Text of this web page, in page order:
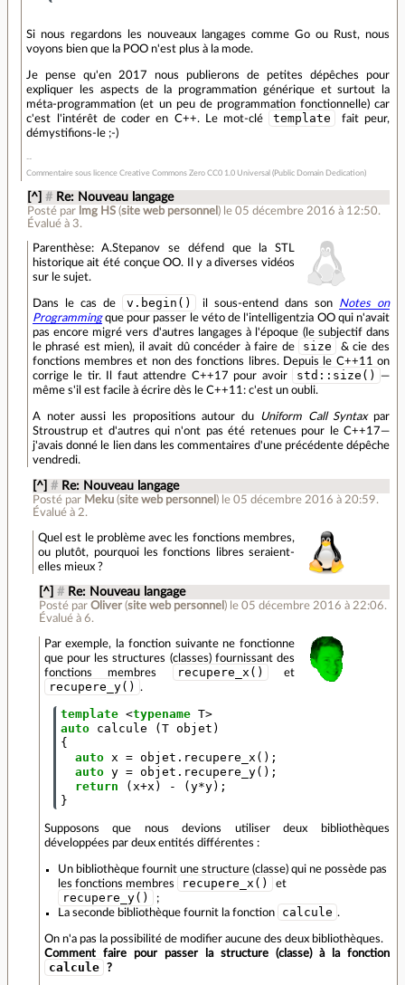
Si nous regardons les nouveaux langages comme Go ou Rust, nous
voyons bien que la POO n'est plus à la mode.
Je pense qu'en 2017 nous publierons de petites dépêches pour
expliquer les aspects de la programmation générique et surtout la
méta-programmation (et un peu de programmation fonctionnelle) car
c'est l'intérêt de coder en C++. Le mot-clé
template
fait peur,
démystifions-le ;-)
Commentaire sous licence Creative Commons Zero CC0 1.0 Universal (Public Domain Dedication)
[^] # Re: Nouveau langage
Posté par lmg HS(site web personnel ) le 05 décembre 2016 à 12:50.
Évalué à 3.
Parenthèse: A.Stepanov se défend que la STL
historique ait été conçue OO. Il y a diverses vidéos
sur le sujet.
Dans le cas de v.begin() il sous-entend dans son Notes on
Programmingque pour passer le véto de l'intelligentzia OO qui n'avait
pas encore migré vers d'autres langages à l'époque (le subjectif dans
le phrasé est mien), il avait dû concéder à faire de
size
& cie des
fonctions membres et non des fonctions libres. Depuis le C++11 on
corrige le tir. Il faut attendre C++17 pour avoir
std::size()
—
même s'il est facile à écrire dès le C++11: c'est un oubli.
A noter aussi les propositions autour du Uniform Call Syntaxpar
Stroustrup et d'autres qui n'ont pas été retenues pour le C++17—
j'avais donné le lien dans les commentaires d'une précédente dépêche
vendredi.
[^] # Re: Nouveau langage
Posté par Meku (site web personnel ) le 05 décembre 2016 à 20:59.
Évalué à 2.
Quel est le problème avec les fonctions membres,
ou plutôt, pourquoi les fonctions libres seraient-
elles mieux ?
[^] # Re: Nouveau langage
Posté par Oliver(site web personnel ) le 05 décembre 2016 à 22:06.
Évalué à 6.
Par exemple, la fonction suivante ne fonctionne
que pour les structures (classes) fournissant des
fonctions membres
recupere_x() et
recupere_y() .
template <typename T>
auto
calcule ( T objet )
{
auto
x = objet . recupere_x ();
auto y = objet . recupere_y();
return
( x+x ) - ( y*y);
}
Supposons que nous devions utiliser deux bibliothèques
développées par deux entités différentes :
Un bibliothèque fournit une structure (classe) qui ne possède pas
les fonctions membres
recupere_x() et
recupere_y()
;
La seconde bibliothèque fournit la fonction
calcule .
On n'a pas la possibilité de modifier aucune des deux bibliothèques.
Comment faire pour passer la structure (classe) à la fonction
calcule ?